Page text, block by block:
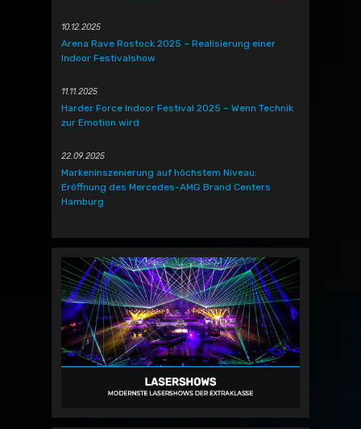
10.12.2025
Arena Rave Rostock 2025 – Realisierung einer
Indoor Festivalshow
11.11.2025
Harder Force Indoor Festival 2025 – Wenn Technik
zur Emotion wird
22.09.2025
Markeninszenierung auf höchstem Niveau:
Eröffnung des Mercedes-AMG Brand Centers
Hamburg